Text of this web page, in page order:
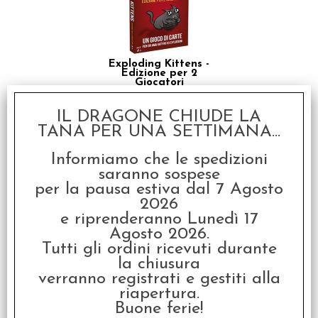
Exploding Kittens -
Edizione per 2
Giocatori
€ 11,99
€9,59
Exploding Pigeon -
Italiano
€ 22,99
SCONTO 20%
IL DRAGONE CHIUDE LA
TANA PER UNA SETTIMANA...
Informiamo che le spedizioni
saranno sospese
per la pausa estiva dal 7 Agosto
2026
e riprenderanno Lunedì 17
Agosto 2026.
Tutti gli ordini ricevuti durante
la chiusura
verranno registrati e gestiti alla
riapertura.
Buone ferie!